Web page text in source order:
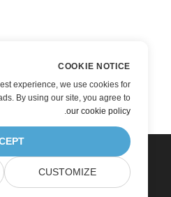
COOKIE NOTICE
experience, we use cookies for
By using our site, you agree to
our cookie policy
.
CUSTOMIZE